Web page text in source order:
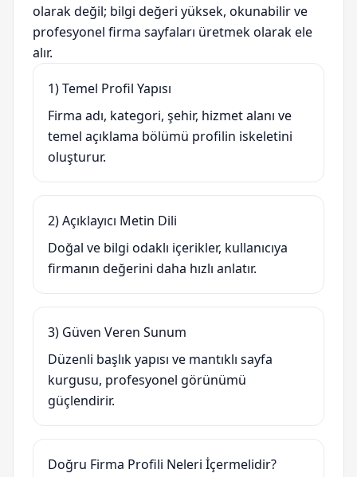
olarak değil; bilgi değeri yüksek, okunabilir ve
profesyonel firma sayfaları üretmek olarak ele
alır.
1) Temel Profil Yapısı
Firma adı, kategori, şehir, hizmet alanı ve
temel açıklama bölümü profilin iskeletini
oluşturur.
2) Açıklayıcı Metin Dili
Doğal ve bilgi odaklı içerikler, kullanıcıya
firmanın değerini daha hızlı anlatır.
3) Güven Veren Sunum
Düzenli başlık yapısı ve mantıklı sayfa
kurgusu, profesyonel görünümü
güçlendirir.
Doğru Firma Profili Neleri İçermelidir?